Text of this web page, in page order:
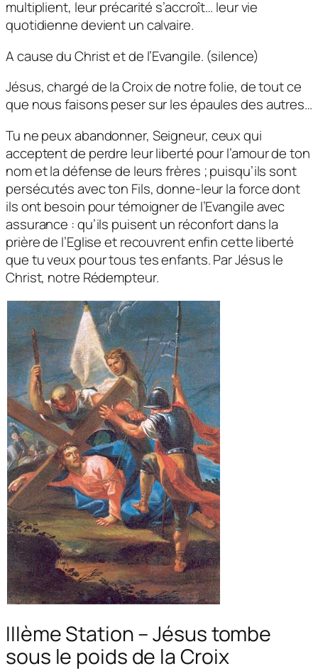
multiplient, leur précarité s’accroît… leur vie
quotidienne devient un calvaire.
A cause du Christ et de l’Evangile. (silence)
Jésus, chargé de la Croix de notre folie, de tout ce
que nous faisons peser sur les épaules des autres…
Tu ne peux abandonner, Seigneur, ceux qui
acceptent de perdre leur liberté pour l’amour de ton
nom et la défense de leurs frères ; puisqu’ils sont
persécutés avec ton Fils, donne-leur la force dont
ils ont besoin pour témoigner de l’Evangile avec
assurance : qu’ils puisent un réconfort dans la
prière de l’Eglise et recouvrent enfin cette liberté
que tu veux pour tous tes enfants. Par Jésus le
Christ, notre Rédempteur.
IIIème Station – Jésus tombe
sous le poids de la Croix